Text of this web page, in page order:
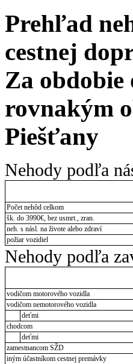
Prehľad
cestnej
Za obdobie
rovnakým
Piešťany
Nehody podľa
Počet nehôd celkom
šk. do 3990€, bez usmrt., zran.
neh. s násl. na živote alebo zdraví
požiar vozidiel
Nehody podľa
vodičom motorového vozidla
vodičom nemotorového vozidla
deťmi
chodcom
deťmi
zamestnancom SŽD
iným účastníkom cestnej premávky